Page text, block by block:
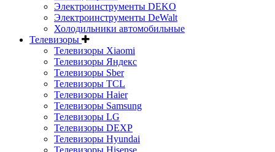
Электроинструменты DEKO
Электроинструменты DeWalt
Холодильники автомобильные
Телевизоры
Телевизоры Xiaomi
Телевизоры Яндекс
Телевизоры Sber
Телевизоры TCL
Телевизоры Haier
Телевизоры Samsung
Телевизоры LG
Телевизоры DEXP
Телевизоры Hyundai
Телевизоры Hisense